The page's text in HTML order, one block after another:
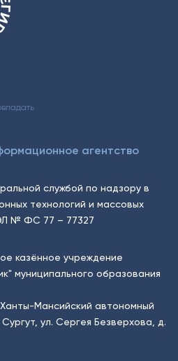
агентство
службой по надзору в
технологий и массовых
№ ФС 77 – 77327
казённое учреждение
муниципального образования
Мансийский автономный
ул. Сергея Безверхова, д.